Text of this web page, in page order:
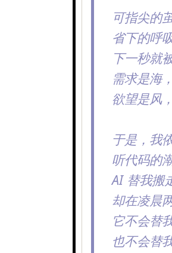
可指尖的
省下的呼
下一秒就
需求是海
欲望是风
于是，我
听代码的
AI 替我搬
却在凌晨
它不会替
也不会替